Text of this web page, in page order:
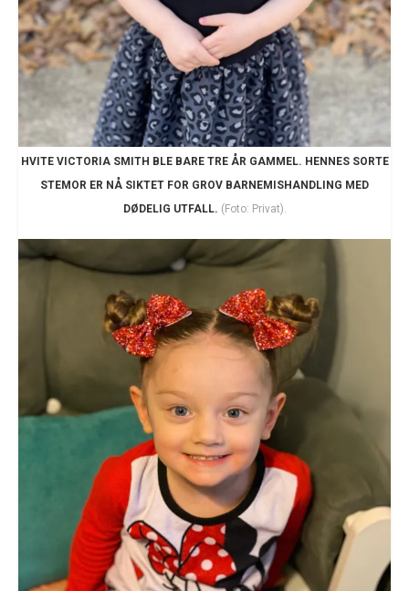
HVITE VICTORIA SMITH BLE BARE TRE ÅR GAMMEL. HENNES SORTE
STEMOR ER NÅ SIKTET FOR GROV BARNEMISHANDLING MED
DØDELIG UTFALL. (Foto: Privat).